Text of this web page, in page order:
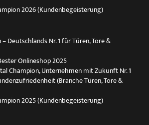
2026 (Kundenbegeisterung)
Deutschlands Nr. 1 für Türen, Tore &
Onlineshop 2025
Champion, Unternehmen mit Zukunft Nr. 1
(Branche Türen, Tore &
2025 (Kundenbegeisterung)